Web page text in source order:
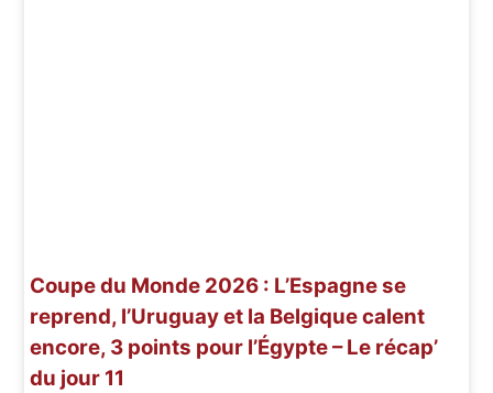
Coupe du Monde 2026 : L’Espagne se
reprend, l’Uruguay et la Belgique calent
encore, 3 points pour l’Égypte – Le récap’
du jour 11